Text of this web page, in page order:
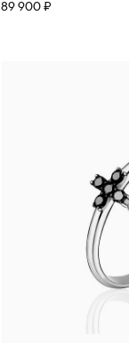
89 900 ₽